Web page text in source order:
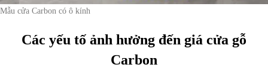
Mẫu cửa Carbon có ô kính
Các yếu tố ảnh hưởng đến giá cửa gỗ
Carbon